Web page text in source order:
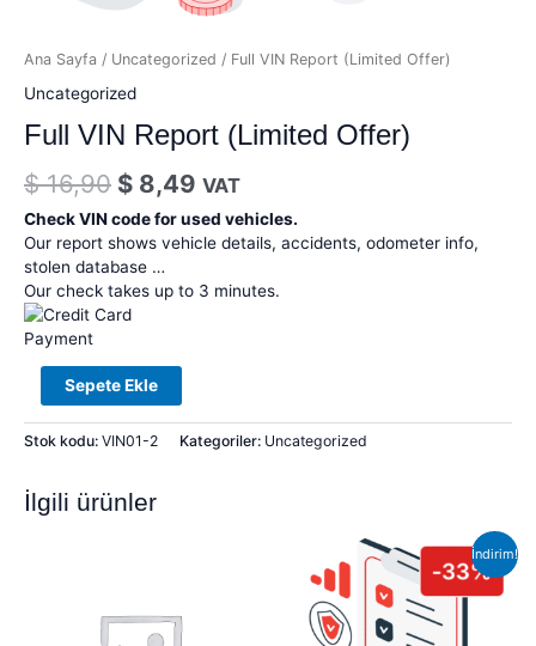
Ana Sayfa / Uncategorized / Full VIN Report (Limited Offer)
Uncategorized
Full VIN Report (Limited Offer)
$16,90 $ 8,49 VAT
Check VIN code for used vehicles.
Our report shows vehicle details, accidents, odometer info,
stolen database …
Our check takes up to 3 minutes.
Sepete Ekle
Stok kodu: VIN01-2 Kategoriler: Uncategorized
İlgili ürünler
İndirim!
Orijinal
fiyat:
$ 29,70.
Şu
andaki
fiyat:
$ 19,90.